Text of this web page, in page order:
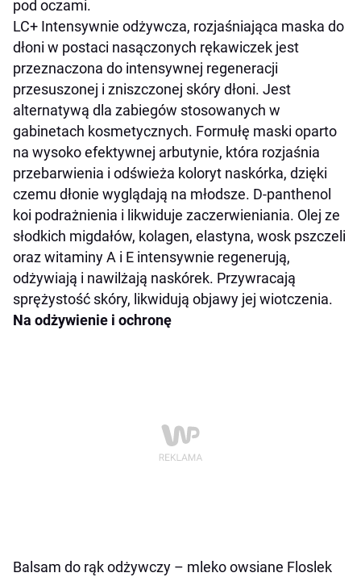
pod oczami.
LC+ Intensywnie odżywcza, rozjaśniająca maska do
dłoni w postaci nasączonych rękawiczek jest
przeznaczona do intensywnej regeneracji
przesuszonej i zniszczonej skóry dłoni. Jest
alternatywą dla zabiegów stosowanych w
gabinetach kosmetycznych. Formułę maski oparto
na wysoko efektywnej arbutynie, która rozjaśnia
przebarwienia i odświeża koloryt naskórka, dzięki
czemu dłonie wyglądają na młodsze. D-panthenol
koi podrażnienia i likwiduje zaczerwieniania. Olej ze
słodkich migdałów, kolagen, elastyna, wosk pszczeli
oraz witaminy A i E intensywnie regenerują,
odżywiają i nawilżają naskórek. Przywracają
sprężystość skóry, likwidują objawy jej wiotczenia.
Na odżywienie i ochronę
Balsam do rąk odżywczy – mleko owsiane Floslek